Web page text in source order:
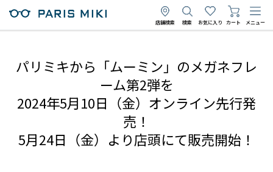
店舗検索 検索 お気に入り カート メニュー
パリミキから「ムーミン」のメガネフレ
ーム第2弾を
2024年5月10日（金）オンライン先行発
売！
5月24日（金）より店頭にて販売開始！